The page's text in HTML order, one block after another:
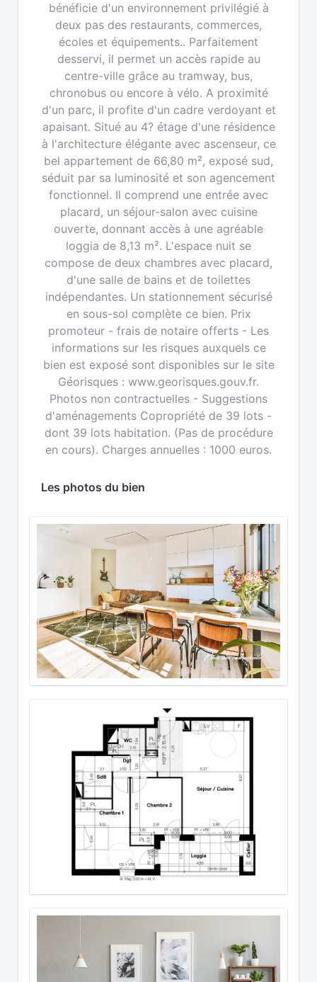
bénéficie d'un environnement privilégié à
deux pas des restaurants, commerces,
écoles et équipements.. Parfaitement
desservi, il permet un accès rapide au
centre-ville grâce au tramway, bus,
chronobus ou encore à vélo. A proximité
d'un parc, il profite d'un cadre verdoyant et
apaisant. Situé au 4? étage d'une résidence
à l'architecture élégante avec ascenseur, ce
bel appartement de 66,80 m², exposé sud,
séduit par sa luminosité et son agencement
fonctionnel. Il comprend une entrée avec
placard, un séjour-salon avec cuisine
ouverte, donnant accès à une agréable
loggia de 8,13 m². L'espace nuit se
compose de deux chambres avec placard,
d'une salle de bains et de toilettes
indépendantes. Un stationnement sécurisé
en sous-sol complète ce bien. Prix
promoteur - frais de notaire offerts - Les
informations sur les risques auxquels ce
bien est exposé sont disponibles sur le site
Géorisques : www.georisques.gouv.fr.
Photos non contractuelles - Suggestions
d'aménagements Copropriété de 39 lots -
dont 39 lots habitation. (Pas de procédure
en cours). Charges annuelles : 1000 euros.
Les photos du bien